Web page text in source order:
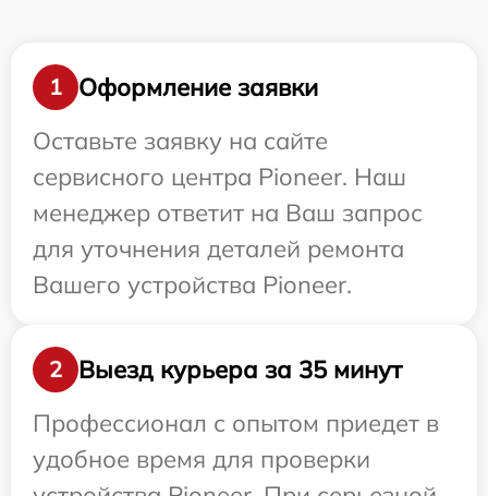
1
Оформление заявки
Оставьте заявку на сайте
сервисного центра Pioneer. Наш
менеджер ответит на Ваш запрос
для уточнения деталей ремонта
Вашего устройства Pioneer.
2
Выезд курьера за 35 минут
Профессионал с опытом приедет в
удобное время для проверки